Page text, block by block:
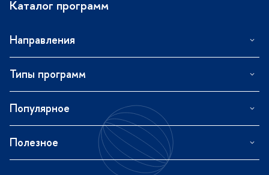
Каталог программ
Направления
Типы программ
Популярное
Полезное